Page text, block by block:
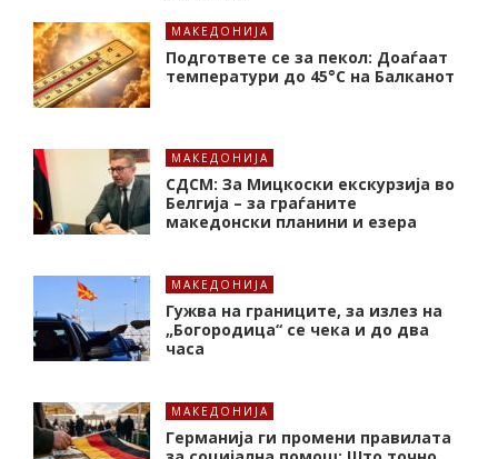
МАКЕДОНИЈА
Подгответе се за пекол: Доаѓаат
температури до 45°C на Балканот
МАКЕДОНИЈА
СДСМ: За Мицкоски екскурзија во
Белгија – за граѓаните
македонски планини и езера
МАКЕДОНИЈА
Гужва на границите, за излез на
„Богородица“ се чека и до два
часа
МАКЕДОНИЈА
Германија ги промени правилата